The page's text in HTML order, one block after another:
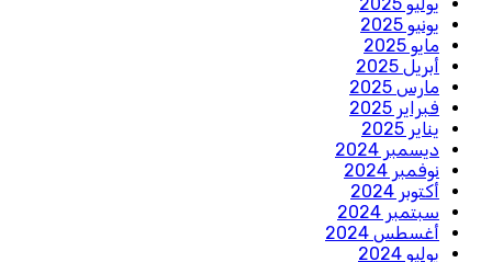
يونيو 2025
مايو 2025
أبريل 2025
مارس 2025
فبراير 2025
يناير 2025
ديسمبر 2024
نوفمبر 2024
أكتوبر 2024
سبتمبر 2024
أغسطس 2024
يوليو 2024